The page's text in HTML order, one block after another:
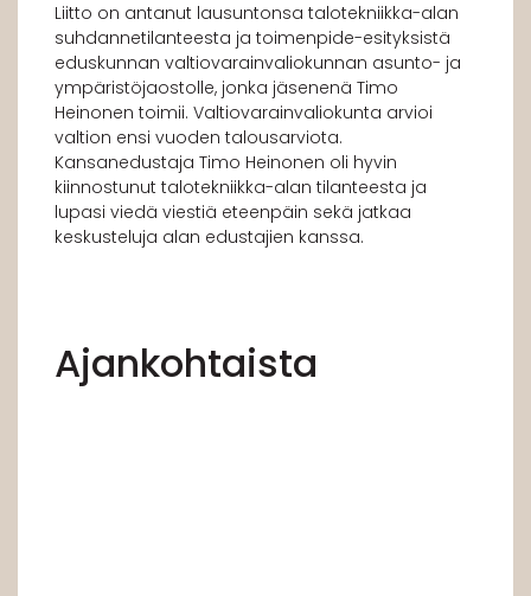
Liitto on antanut lausuntonsa talotekniikka-alan
suhdannetilanteesta ja toimenpide-esityksistä
eduskunnan valtiovarainvaliokunnan asunto- ja
ympäristöjaostolle, jonka jäsenenä Timo
Heinonen toimii. Valtiovarainvaliokunta arvioi
valtion ensi vuoden talousarviota.
Kansanedustaja Timo Heinonen oli hyvin
kiinnostunut talotekniikka-alan tilanteesta ja
lupasi viedä viestiä eteenpäin sekä jatkaa
keskusteluja alan edustajien kanssa.
Ajankohtaista